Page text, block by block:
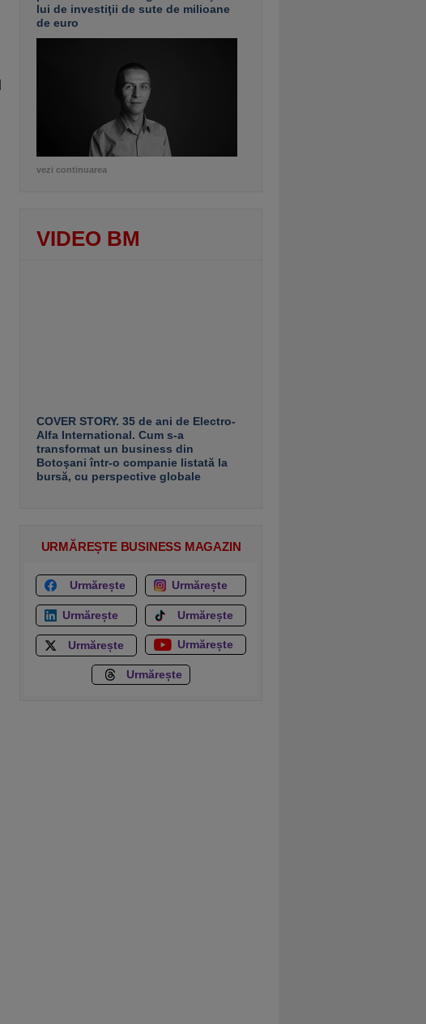
lui de investiţii de sute de milioane
de euro
vezi continuarea
VIDEO BM
COVER STORY. 35 de ani de Electro-
Alfa International. Cum s-a
transformat un business din
Botoşani într-o companie listată la
bursă, cu perspective globale
URMĂREȘTE BUSINESS MAGAZIN
Urmărește Urmărește
Urmărește Urmărește
Urmărește Urmărește
Urmărește